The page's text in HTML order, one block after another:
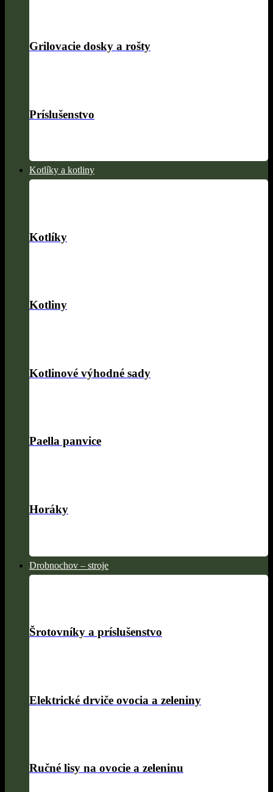
Grilovacie dosky a rošty
Príslušenstvo
Kotlíky a kotliny
Kotlíky
Kotliny
Kotlinové výhodné sady
Paella panvice
Horáky
Drobnochov – stroje
Šrotovníky a príslušenstvo
Elektrické drviče ovocia a zeleniny
Ručné lisy na ovocie a zeleninu